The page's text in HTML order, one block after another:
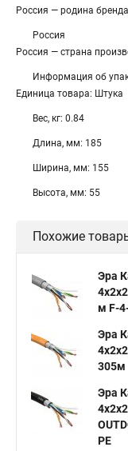
Россия — родина бренда
Россия
Россия — страна
Информация об
Единица товара: Штука
Вес, кг: 0.84
Длина, мм: 185
Ширина, мм: 155
Высота, мм: 55
Похожие
Эра
м F-
Эра
305м
Эра
PE